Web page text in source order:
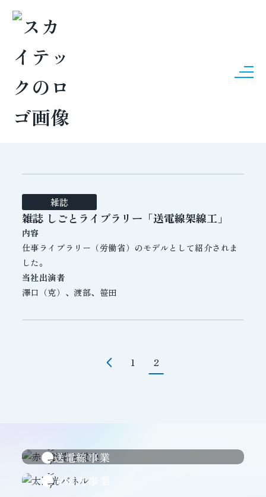
メディア情報
雑誌
雑誌 しごとライブラリー「送電線架線工」
内容
仕事ライブラリー（労働省）のモデルとして紹介されま
した。
当社出演者
澤口（克）、渡部、笹田
1 2
送電線事業
太陽光事業